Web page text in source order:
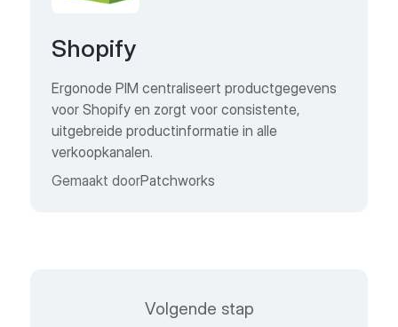
Shopify
Ergonode PIM centraliseert productgegevens
voor Shopify en zorgt voor consistente,
uitgebreide productinformatie in alle
verkoopkanalen.
Gemaakt doorPatchworks
Volgende stap